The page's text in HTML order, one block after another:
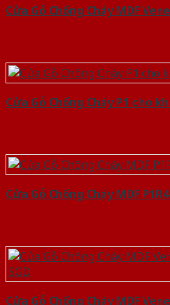
Cửa Gỗ Chống Cháy MDF
Cửa Gỗ Chống Cháy P1 cho
Cửa Gỗ Chống Cháy MDF
Cửa Gỗ Chống Cháy MDF